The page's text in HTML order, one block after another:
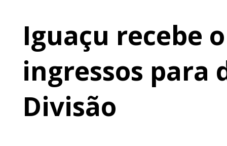
Iguaçu recebe
ingressos para
Divisão